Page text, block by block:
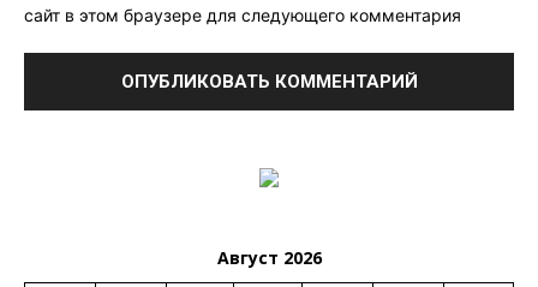
сайт в этом браузере для следующего комментария
Август 2026